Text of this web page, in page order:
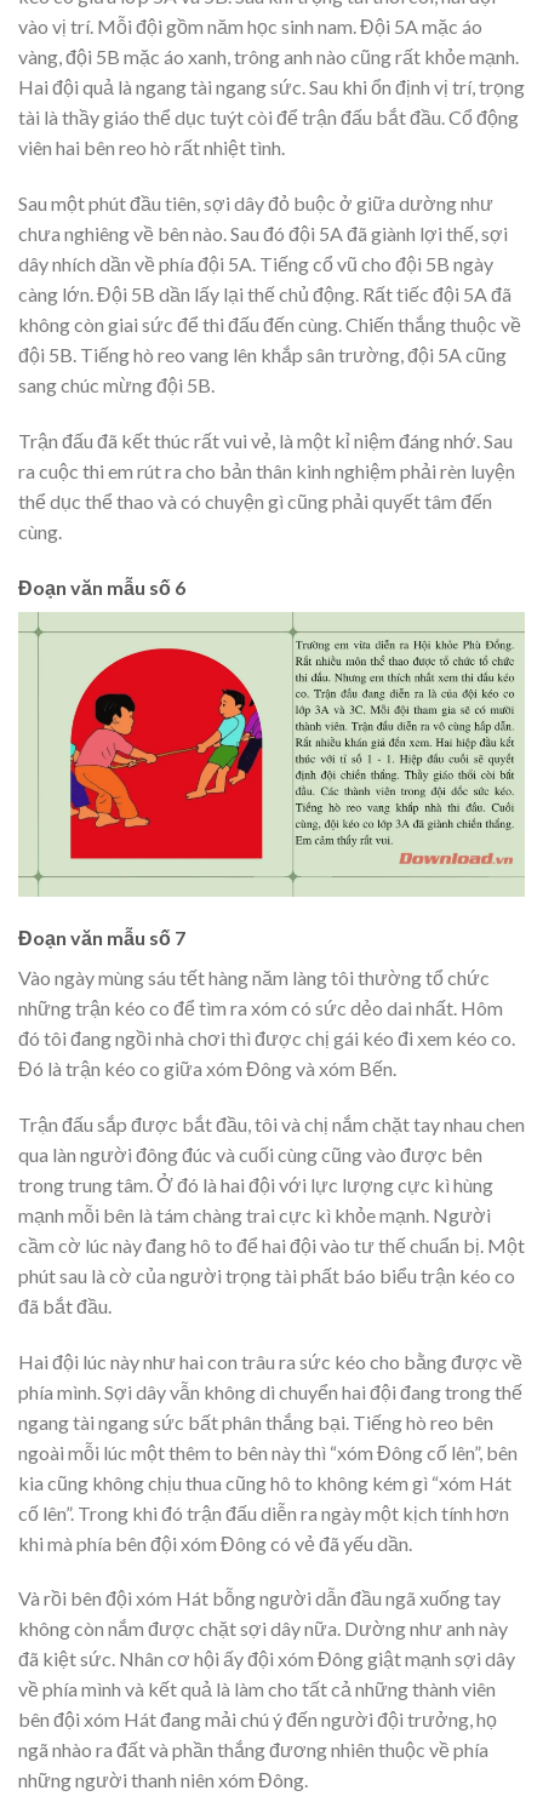
vào vị trí. Mỗi đội gồm năm học sinh nam. Đội 5A mặc áo
vàng, đội 5B mặc áo xanh, trông anh nào cũng rất khỏe mạnh.
Hai đội quả là ngang tài ngang sức. Sau khi ổn định vị trí, trọng
tài là thầy giáo thể dục tuýt còi để trận đấu bắt đầu. Cổ động
viên hai bên reo hò rất nhiệt tình.
Sau một phút đầu tiên, sợi dây đỏ buộc ở giữa dường như
chưa nghiêng về bên nào. Sau đó đội 5A đã giành lợi thế, sợi
dây nhích dần về phía đội 5A. Tiếng cổ vũ cho đội 5B ngày
càng lớn. Đội 5B dần lấy lại thế chủ động. Rất tiếc đội 5A đã
không còn giai sức để thi đấu đến cùng. Chiến thắng thuộc về
đội 5B. Tiếng hò reo vang lên khắp sân trường, đội 5A cũng
sang chúc mừng đội 5B.
Trận đấu đã kết thúc rất vui vẻ, là một kỉ niệm đáng nhớ. Sau
ra cuộc thi em rút ra cho bản thân kinh nghiệm phải rèn luyện
thể dục thể thao và có chuyện gì cũng phải quyết tâm đến
cùng.
Đoạn văn mẫu số 6
Đoạn văn mẫu số 7
Vào ngày mùng sáu tết hàng năm làng tôi thường tổ chức
những trận kéo co để tìm ra xóm có sức dẻo dai nhất. Hôm
đó tôi đang ngồi nhà chơi thì được chị gái kéo đi xem kéo co.
Đó là trận kéo co giữa xóm Đông và xóm Bến.
Trận đấu sắp được bắt đầu, tôi và chị nắm chặt tay nhau chen
qua làn người đông đúc và cuối cùng cũng vào được bên
trong trung tâm. Ở đó là hai đội với lực lượng cực kì hùng
mạnh mỗi bên là tám chàng trai cực kì khỏe mạnh. Người
cầm cờ lúc này đang hô to để hai đội vào tư thế chuẩn bị. Một
phút sau là cờ của người trọng tài phất báo biểu trận kéo co
đã bắt đầu.
Hai đội lúc này như hai con trâu ra sức kéo cho bằng được về
phía mình. Sợi dây vẫn không di chuyển hai đội đang trong thế
ngang tài ngang sức bất phân thắng bại. Tiếng hò reo bên
ngoài mỗi lúc một thêm to bên này thì “xóm Đông cố lên”, bên
kia cũng không chịu thua cũng hô to không kém gì “xóm Hát
cố lên”. Trong khi đó trận đấu diễn ra ngày một kịch tính hơn
khi mà phía bên đội xóm Đông có vẻ đã yếu dần.
Và rồi bên đội xóm Hát bỗng người dẫn đầu ngã xuống tay
không còn nắm được chặt sợi dây nữa. Dường như anh này
đã kiệt sức. Nhân cơ hội ấy đội xóm Đông giật mạnh sợi dây
về phía mình và kết quả là làm cho tất cả những thành viên
bên đội xóm Hát đang mải chú ý đến người đội trưởng, họ
ngã nhào ra đất và phần thắng đương nhiên thuộc về phía
những người thanh niên xóm Đông.